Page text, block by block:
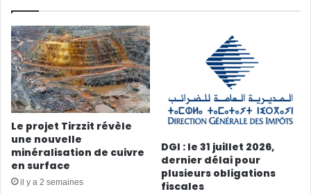
Le projet Tirzzit révèle
une nouvelle
minéralisation de cuivre
en surface
il y a 2 semaines
DGI : le 31 juillet 2026,
dernier délai pour
plusieurs obligations
fiscales